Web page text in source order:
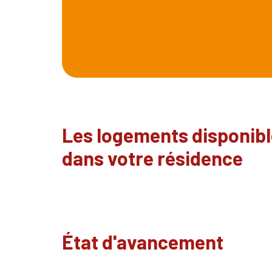
Les logements
dans votre résidence
État d'avancement